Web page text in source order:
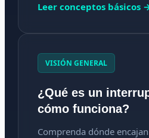
Leer conceptos básicos
VISIÓN GENERAL
¿Qué es un
cómo funciona?
Comprenda dónde